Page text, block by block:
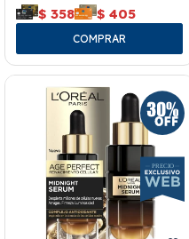
$ 358 $ 405